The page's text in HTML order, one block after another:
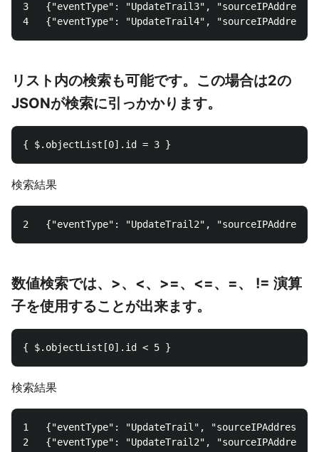
3	{"eventType": "UpdateTrail3", "sourceIPAddress": "120.0.0.1", "arrayKey": ["value", "another value"], "objectList": [{ "name": "e", "id": 500},{"name": "f", "id": 600}], "SomeObject": "a", "ThisFlag": true}
リスト内の検索も可能です。この場合は2の
JSONが検索に引っかかります。
検索結果
数値検索では、>、<、>=、<=、=、 != 演算
子を使用することが出来ます。
検索結果
1	{"eventType": "UpdateTrail", "sourceIPAddress": "111.111.111.111", "arrayKey": ["value", "another value"], "objectList": [{ "name": "a", "id": 1},{"name": "b", "id": 2}], "SomeObject": null, "ThisFlag": true}